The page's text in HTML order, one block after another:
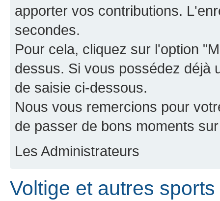
apporter vos contributions.
secondes.
Pour cela, cliquez sur l'option
dessus. Si vous possédez déjà
de saisie ci-dessous.
Nous vous remercions pour
de passer de bons moments
Les Administrateurs
Voltige et autres